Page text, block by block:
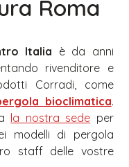
Roma
Italia è da anni
rivenditore e
Corradi, come
bioclimatica.
la nostra sede per
modelli di pergola
staff delle vostre